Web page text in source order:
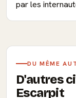
par les
DU MÊME
D'autres
Escarpit